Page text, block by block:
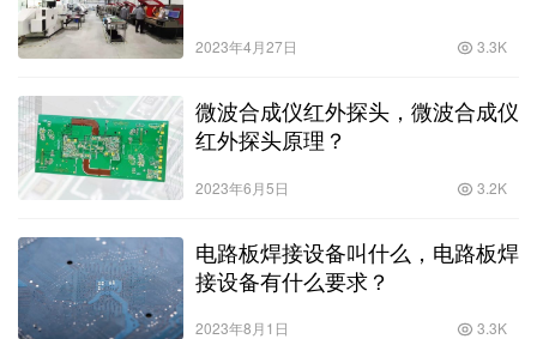
2023年4月27日 3.3K
微波合成仪红外探头，微波合成仪
红外探头原理？
2023年6月5日 3.2K
电路板焊接设备叫什么，电路板焊
接设备有什么要求？
2023年8月1日 3.3K